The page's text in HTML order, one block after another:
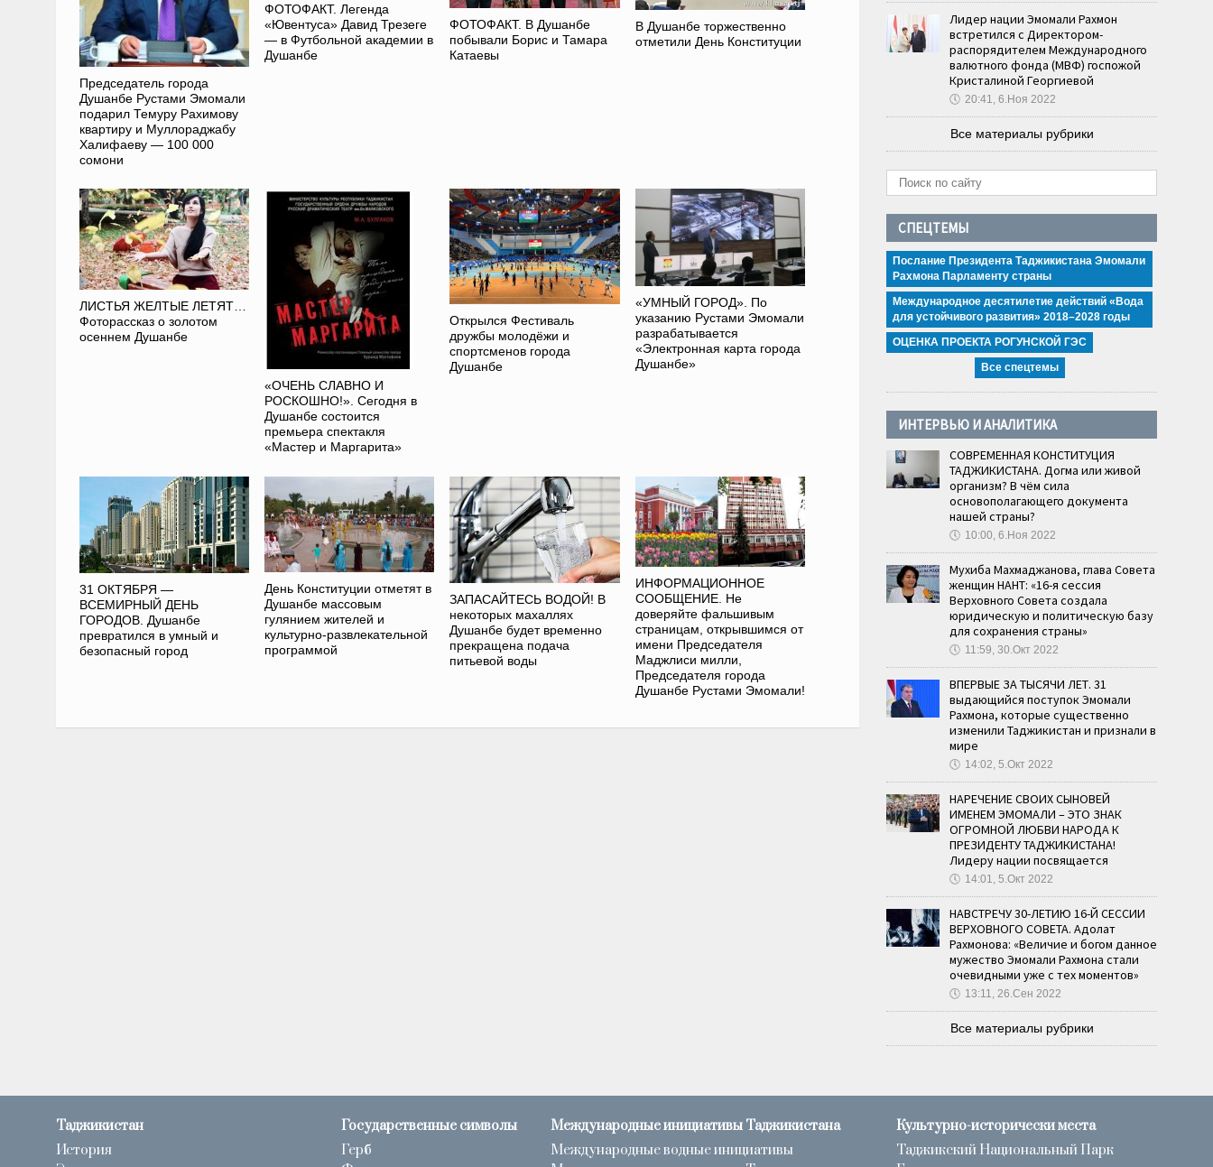
Председатель города
Душанбе Рустами Эмомали
подарил Темуру Рахимову
квартиру и Муллораджабу
Халифаеву — 100 000
сомони
ФОТОФАКТ. Легенда
«Ювентуса» Давид Трезеге
— в Футбольной академии в
Душанбе
ФОТОФАКТ. В Душанбе
побывали Борис и Тамара
Катаевы
В Душанбе торжественно
отметили День Конституции
ЛИСТЬЯ ЖЕЛТЫЕ ЛЕТЯТ…
Фоторассказ о золотом
осеннем Душанбе
«ОЧЕНЬ СЛАВНО И
РОСКОШНО!». Сегодня в
Душанбе состоится
премьера спектакля
«Мастер и Маргарита»
Открылся Фестиваль
дружбы молодёжи и
спортсменов города
Душанбе
«УМНЫЙ ГОРОД». По
указанию Рустами Эмомали
разрабатывается
«Электронная карта города
Душанбе»
31 ОКТЯБРЯ —
ВСЕМИРНЫЙ ДЕНЬ
ГОРОДОВ. Душанбе
превратился в умный и
безопасный город
День Конституции отметят в
Душанбе массовым
гулянием жителей и
культурно-развлекательной
программой
ЗАПАСАЙТЕСЬ ВОДОЙ! В
некоторых махаллях
Душанбе будет временно
прекращена подача
питьевой воды
ИНФОРМАЦИОННОЕ
СООБЩЕНИЕ. Не
доверяйте фальшивым
страницам, открывшимся от
имени Председателя
Маджлиси милли,
Председателя города
Душанбе Рустами Эмомали!
Лидер нации Эмомали Рахмон
встретился с Директором-
распорядителем Международного
валютного фонда (МВФ) госпожой
Кристалиной Георгиевой
🕔 20:41, 6.Ноя 2022
Все материалы рубрики
СПЕЦТЕМЫ
Послание Президента Таджикистана Эмомали
Рахмона Парламенту страны
Международное десятилетие действий «Вода
для устойчивого развития» 2018–2028 годы
ОЦЕНКА ПРОЕКТА РОГУНСКОЙ ГЭС
Все спецтемы
ИНТЕРВЬЮ И АНАЛИТИКА
СОВРЕМЕННАЯ КОНСТИТУЦИЯ
ТАДЖИКИСТАНА. Догма или живой
организм? В чём сила
основополагающего документа
нашей страны?
🕔 10:00, 6.Ноя 2022
Мухиба Махмаджанова, глава Совета
женщин НАНТ: «16-я сессия
Верховного Совета создала
юридическую и политическую базу
для сохранения страны»
🕔 11:59, 30.Окт 2022
ВПЕРВЫЕ ЗА ТЫСЯЧИ ЛЕТ. 31
выдающийся поступок Эмомали
Рахмона, которые существенно
изменили Таджикистан и признали в
мире
🕔 14:02, 5.Окт 2022
НАРЕЧЕНИЕ СВОИХ СЫНОВЕЙ
ИМЕНЕМ ЭМОМАЛИ – ЭТО ЗНАК
ОГРОМНОЙ ЛЮБВИ НАРОДА К
ПРЕЗИДЕНТУ ТАДЖИКИСТАНА!
Лидеру нации посвящается
🕔 14:01, 5.Окт 2022
НАВСТРЕЧУ 30-ЛЕТИЮ 16-Й СЕССИИ
ВЕРХОВНОГО СОВЕТА. Адолат
Рахмонова: «Величие и богом данное
мужество Эмомали Рахмона стали
очевидными уже с тех моментов»
🕔 13:11, 26.Сен 2022
Все материалы рубрики
Таджикистан
История
Государственные символы
Герб
Международные инициативы Таджикистана
Международные водные инициативы
Культурно-исторически места
Таджикский Национальный Парк